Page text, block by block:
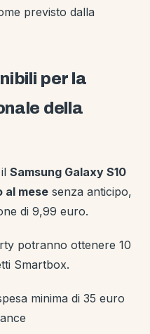
previsto dalla
per la
della
Samsung Galaxy S10
al mese senza anticipo,
di 9,99 euro.
potranno ottenere 10
Smartbox.
minima di 35 euro